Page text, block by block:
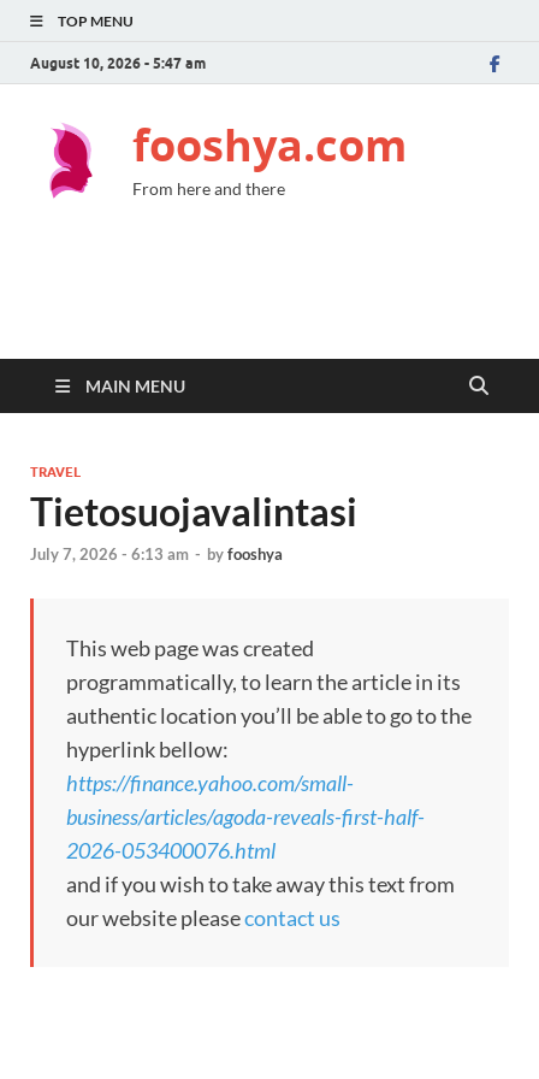
TOP MENU
August 10, 2026 - 5:47 am
fooshya.com
From here and there
MAIN MENU
TRAVEL
Tietosuojavalintasi
July 7, 2026 - 6:13 am - byfooshya
This web page was created
programmatically, to learn the article in its
authentic location you’ll be able to go to the
hyperlink bellow:
https://finance.yahoo.com/small-
business/articles/agoda-reveals-first-half-
2026-053400076.html
and if you wish to take away this text from
our website pleasecontact us